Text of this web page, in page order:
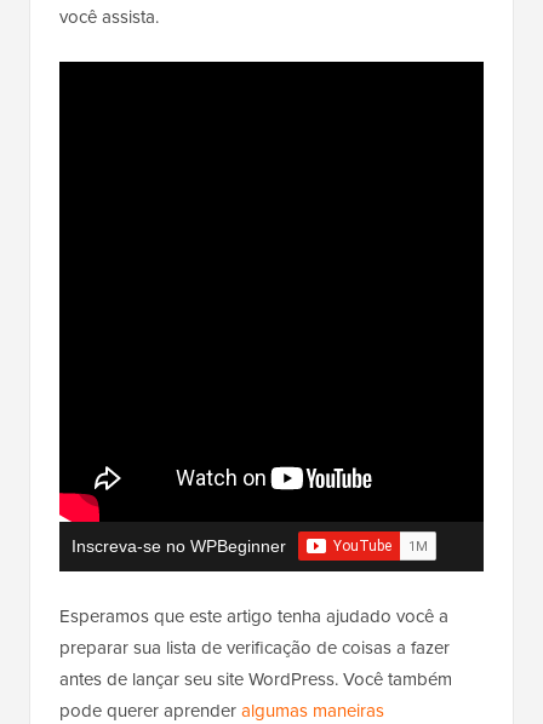
você assista.
Inscreva-se no WPBeginner
Esperamos que este artigo tenha ajudado você a
preparar sua lista de verificação de coisas a fazer
antes de lançar seu site WordPress. Você também
pode querer aprenderalgumas maneiras